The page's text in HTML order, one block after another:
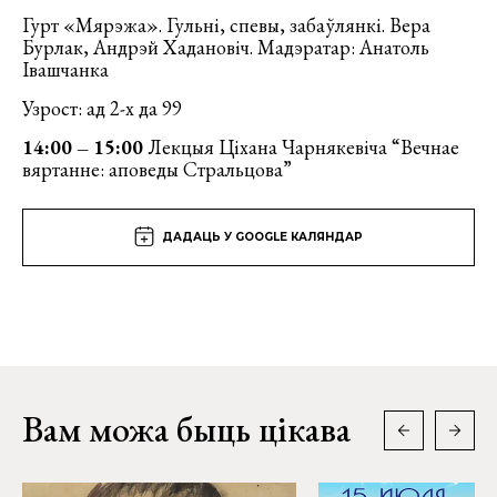
Гурт «Мярэжа». Гульні, спевы, забаўлянкі. Вера
Бурлак, Андрэй Хадановіч. Мадэратар: Анатоль
Івашчанка
Узрост: ад 2-х да 99
14:00 – 15:00Лекцыя Ціхана Чарнякевіча “Вечнае
вяртанне: аповеды Стральцова”
ДАДАЦЬ У GOOGLE КАЛЯНДАР
Вам можа быць цікава